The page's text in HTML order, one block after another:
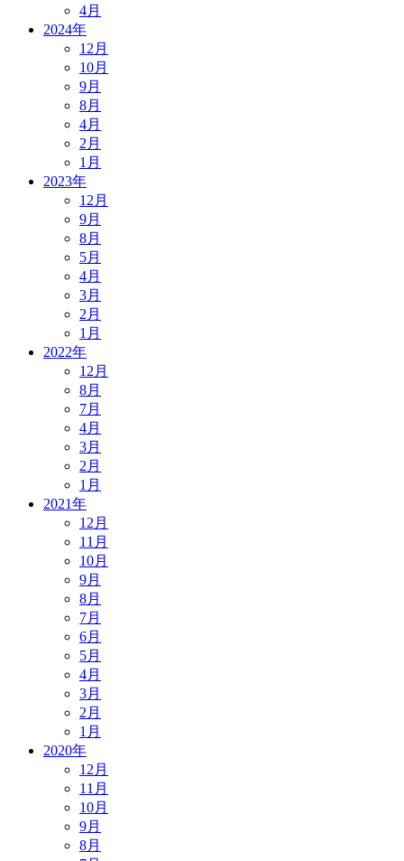
4月
2024年
12月
10月
9月
8月
4月
2月
1月
2023年
12月
9月
8月
5月
4月
3月
2月
1月
2022年
12月
8月
7月
4月
3月
2月
1月
2021年
12月
11月
10月
9月
8月
7月
6月
5月
4月
3月
2月
1月
2020年
12月
11月
10月
9月
8月